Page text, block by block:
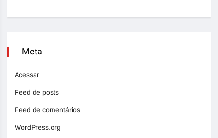
Meta
Acessar
Feed de posts
Feed de comentários
WordPress.org